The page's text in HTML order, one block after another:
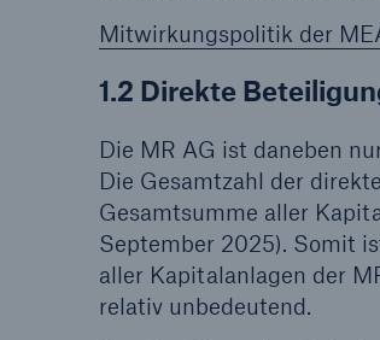
Mitwirkungspolitik der
1.2 Direkte
Die MR AG ist daneben
Die Gesamtzahl der
Gesamtsumme aller
September 2025). Somit
aller Kapitalanlagen der
relativ unbedeutend.